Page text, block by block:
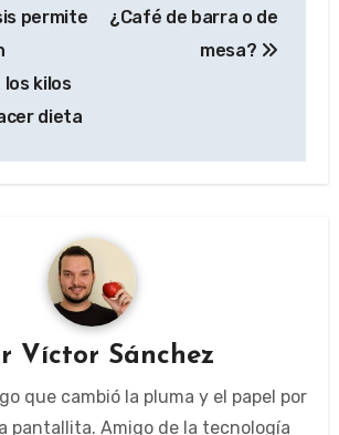
permite
kilos
dieta
¿Café de barra o de
mesa?
Víctor Sánchez
que cambió la pluma y el papel por
pantallita. Amigo de la tecnología